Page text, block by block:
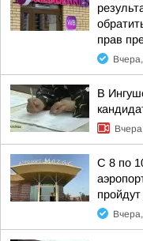
прав
В
С 8 по